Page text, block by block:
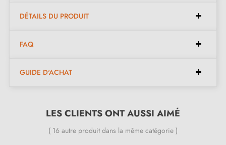
Dimensions :
Longueur de la tige :
Inclus dans le kit :
DÉTAILS DU PRODUIT
FAQ
GUIDE D'ACHAT
LES CLIENTS ONT AUSSI AIMÉ
( 16 autre produit dans la même catégorie )